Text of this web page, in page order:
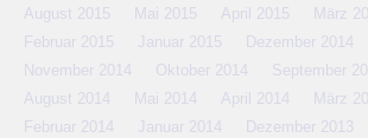
August 2015
Mai 2015 April 2015
März
Februar 2015
Januar 2015
Dezember 2014
November 2014
Oktober 2014
September
August 2014
Mai 2014 April 2014
März
Februar 2014
Januar 2014
Dezember 2013